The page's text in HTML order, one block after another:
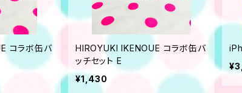
コラボ缶バ
HIROYUKI IKENOUE コラボ缶バ
ッチセット E
¥1,430